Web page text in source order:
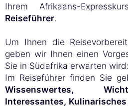
Ihrem Afrikaans-
Reiseführer.
Um Ihnen die
geben wir Ihnen einen
Sie in Südafrika erwarten wird:
Im Reiseführer finden Sie
Wissenswertes,
Interessantes, Kulinarisches